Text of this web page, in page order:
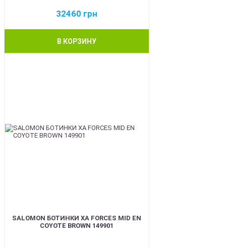
32460 грн
В КОРЗИНУ
SALOMON БОТИНКИ XA FORCES MID EN
COYOTE BROWN 149901